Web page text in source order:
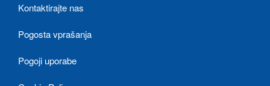
Kontaktirajte nas
Pogosta vprašanja
Pogoji uporabe